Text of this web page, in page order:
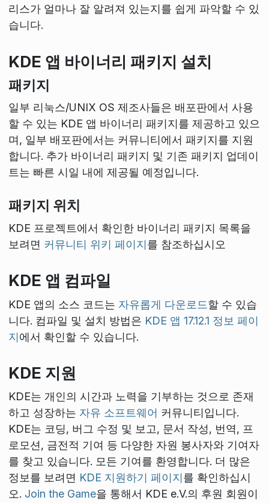
리스가 얼마나 잘 알려져 있는지를 쉽게 파악할 수 있
습니다.
KDE 앱 바이너리 패키지 설치
패키지
일부 리눅스/UNIX OS 제조사들은 배포판에서 사용
할 수 있는 KDE 앱 바이너리 패키지를 제공하고 있으
며, 일부 배포판에서는 커뮤니티에서 패키지를 지원
합니다. 추가 바이너리 패키지 및 기존 패키지 업데이
트는 빠른 시일 내에 제공될 예정입니다.
패키지 위치
KDE 프로젝트에서 확인한 바이너리 패키지 목록을
보려면 커뮤니티 위키 페이지를 참조하십시오
KDE 앱 컴파일
KDE 앱의 소스 코드는 자유롭게 다운로드할 수 있습
니다. 컴파일 및 설치 방법은 KDE 앱 17.12.1 정보 페이
지에서 확인할 수 있습니다.
KDE 지원
KDE는 개인의 시간과 노력을 기부하는 것으로 존재
하고 성장하는 자유 소프트웨어 커뮤니티입니다.
KDE는 코딩, 버그 수정 및 보고, 문서 작성, 번역, 프
로모션, 금전적 기여 등 다양한 자원 봉사자와 기여자
를 찾고 있습니다. 모든 기여를 환영합니다. 더 많은
정보를 보려면 KDE 지원하기 페이지를 확인하십시
오. Join the Game을 통해서 KDE e.V.의 후원 회원이